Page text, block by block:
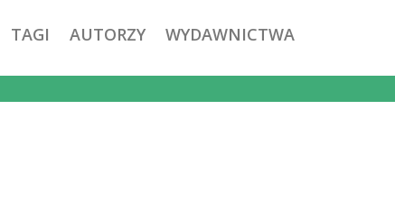
TAGI AUTORZY WYDAWNICTWA